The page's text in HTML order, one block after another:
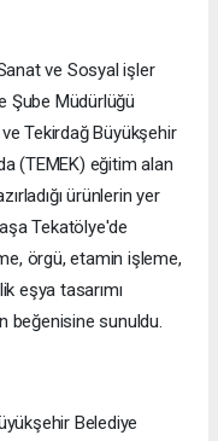
ve Sosyal işler
Şube Müdürlüğü
Tekirdağ Büyükşehir
(TEMEK) eğitim alan
ürünlerin yer
Tekatölye'de
örgü, etamin işleme,
eşya tasarımı
beğenisine sunuldu.
Belediye